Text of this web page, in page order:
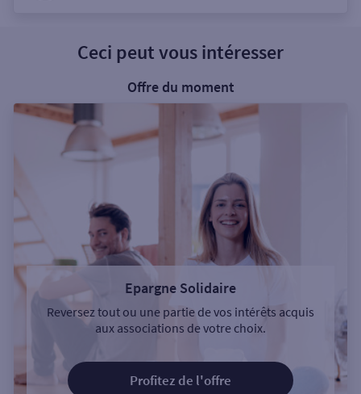
Ceci peut vous intéresser
Offre du moment
Epargne Solidaire
Reversez tout ou une partie de vos intérêts acquis
aux associations de votre choix.
Profitez de l'offre